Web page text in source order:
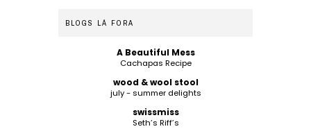
BLOGS LÁ FORA
A Beautiful Mess
Cachapas Recipe
wood & wool stool
july - summer delights
swissmiss
Seth’s Riff’s